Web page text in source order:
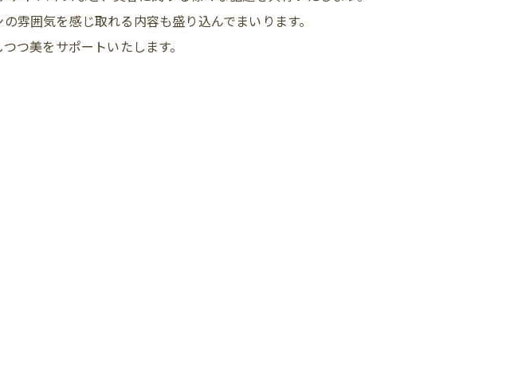
雰囲気を感じ取れる内容も盛り込んでまいります。
つ美をサポートいたします。